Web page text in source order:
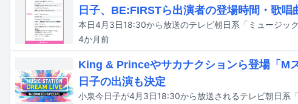
日子、BE:FIRSTら出演者の登場時間・歌唱
4か月前
King & Princeやサカナクションら登場「M
日子の出演も決定